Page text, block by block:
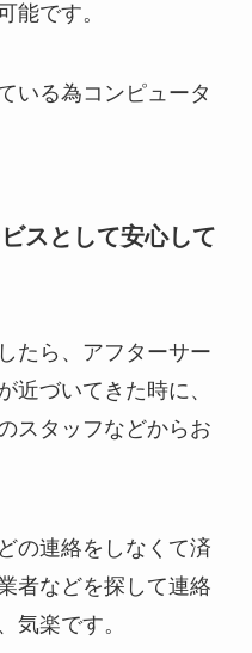
能です。
いる為コンピュータ
スとして安心して
たら、アフターサー
近づいてきた時に、
スタッフなどからお
の連絡をしなくて済
者などを探して連絡
気楽です。